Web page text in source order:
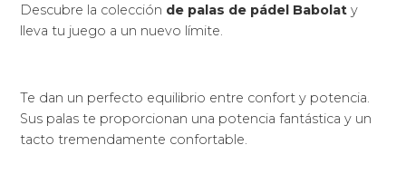
Descubre la colección de palas de pádel Babolat y
lleva tu juego a un nuevo límite.
Te dan un perfecto equilibrio entre confort y potencia.
Sus palas te proporcionan una potencia fantástica y un
tacto tremendamente confortable.